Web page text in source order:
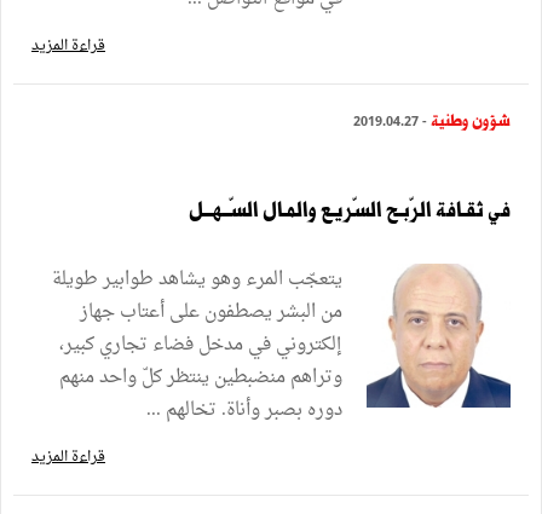
قراءة المزيد
شؤون وطنية - 2019.04.27
في ثقـافة الرّبـح السّريـع والمـال السّــهــل
يتعجّب المرء وهو يشاهد طوابير طويلة
من البشر يصطفون على أعتاب جهاز
إلكتروني في مدخل فضاء تجاري كبير،
وتراهم منضبطين ينتظر كلّ واحد منهم
دوره بصبر وأناة. تخالهم ...
قراءة المزيد